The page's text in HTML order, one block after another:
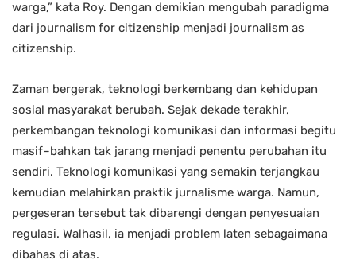
warga,” kata Roy. Dengan demikian mengubah paradigma
dari journalism for citizenship menjadi journalism as
citizenship.
Zaman bergerak, teknologi berkembang dan kehidupan
sosial masyarakat berubah. Sejak dekade terakhir,
perkembangan teknologi komunikasi dan informasi begitu
masif–bahkan tak jarang menjadi penentu perubahan itu
sendiri. Teknologi komunikasi yang semakin terjangkau
kemudian melahirkan praktik jurnalisme warga. Namun,
pergeseran tersebut tak dibarengi dengan penyesuaian
regulasi. Walhasil, ia menjadi problem laten sebagaimana
dibahas di atas.